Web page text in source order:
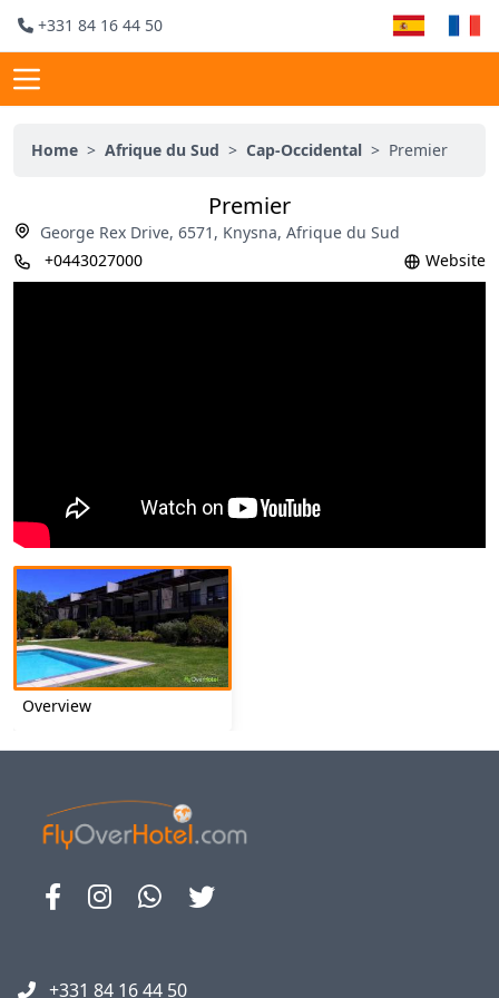
+331 84 16 44 50
Home > Afrique du Sud > Cap-Occidental > Premier
Premier
George Rex Drive, 6571, Knysna, Afrique du Sud
+0443027000
Website
Overview
+331 84 16 44 50